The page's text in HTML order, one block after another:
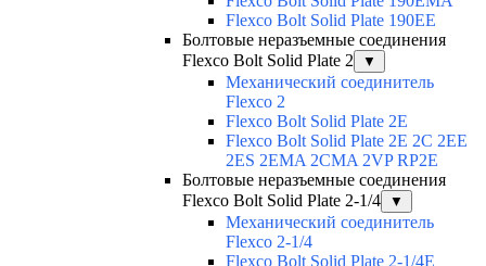
Flexco Bolt Solid Plate 190EE
Болтовые неразъемные соединения
Flexco Bolt Solid Plate 2
▼
Механический соединитель
Flexco 2
Flexco Bolt Solid Plate 2E
Flexco Bolt Solid Plate 2Е 2С 2ЕЕ
2ES 2EMA 2CMA 2VP RP2E
Болтовые неразъемные соединения
Flexco Bolt Solid Plate 2-1/4
▼
Механический соединитель
Flexco 2-1/4
Flexco Bolt Solid Plate 2-1/4E